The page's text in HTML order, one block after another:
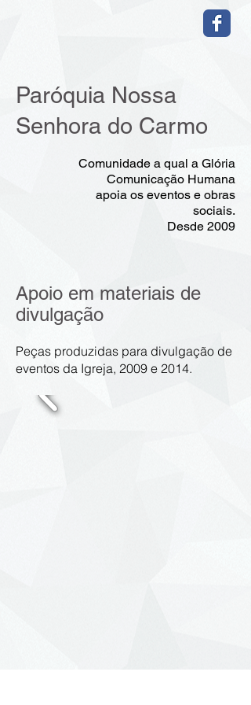
Paróquia Nossa
Senhora do Carmo
Comunidade a qual a Glória
Comunicação Humana
apoia os eventos e obras
sociais.
Desde 2009
Apoio em materiais de
divulgação
Peças produzidas para divulgação de
eventos da Igreja, 2009 e 2014.